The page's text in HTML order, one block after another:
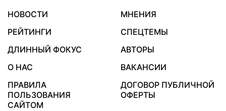
НОВОСТИ
МНЕНИЯ
РЕЙТИНГИ
СПЕЦТЕМЫ
ДЛИННЫЙ ФОКУС
АВТОРЫ
О НАС
ВАКАНСИИ
ПРАВИЛА
ПОЛЬЗОВАНИЯ
САЙТОМ
ДОГОВОР ПУБЛИЧНОЙ
ОФЕРТЫ